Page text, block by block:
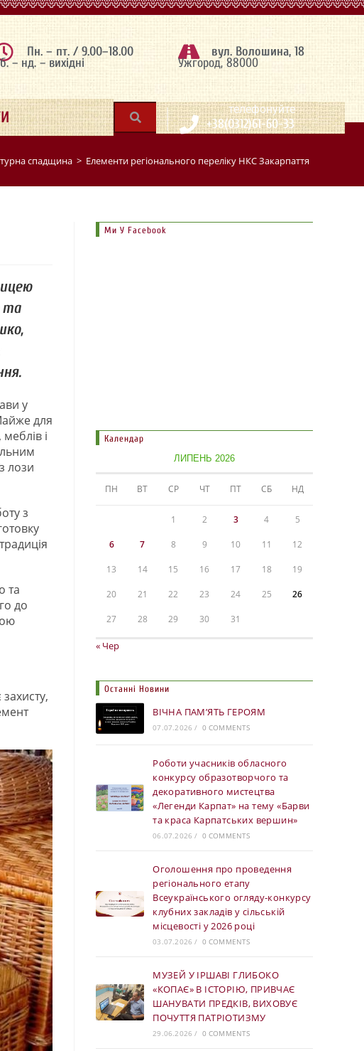
Пн. – пт. / 9.00–18.00
– нд. – вихідні
вул. Волошина, 18
Ужгород, 88000
| телефонуйте
+38(0312)61-60-33
спадщина > Елементи регіонального переліку НКС Закарпаття
та
у
для
і
лози
з
та
до
Ми У Facebook
Календар
ЛИПЕНЬ 2026
ПН ВТ СР ЧТ ПТ СБ НД
1 2 3 4 5
6 7 8 9 10 11 12
13 14 15 16 17 18 19
20 21 22 23 24 25 26
27 28 29 30 31
« Чер
Останні Новини
ВІЧНА ПАМ’ЯТЬ ГЕРОЯМ
07.07.2026 / 0 COMMENTS
Роботи учасників обласного
конкурсу образотворчого та
декоративного мистецтва
«Легенди Карпат» на тему «Барви
та краса Карпатських вершин»
06.07.2026 / 0 COMMENTS
Оголошення про проведення
регіонального етапу
Всеукраїнського огляду-конкурсу
клубних закладів у сільській
місцевості у 2026 році
03.07.2026 / 0 COMMENTS
МУЗЕЙ У ІРШАВІ ГЛИБОКО
«КОПАЄ» В ІСТОРІЮ, ПРИВЧАЄ
ШАНУВАТИ ПРЕДКІВ, ВИХОВУЄ
ПОЧУТТЯ ПАТРІОТИЗМУ
29.06.2026 / 0 COMMENTS